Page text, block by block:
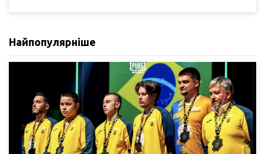
Найпопулярніше